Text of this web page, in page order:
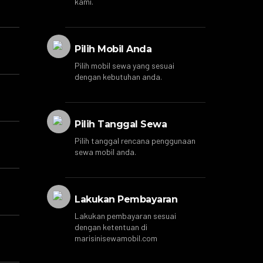
Pilih Mobil Anda
Pilih mobil sewa yang sesuai
dengan kebutuhan anda.
Pilih Tanggal Sewa
Pilih tanggal rencana penggunaan
sewa mobil anda.
Lakukan Pembayaran
Lakukan pembayaran sesuai
dengan ketentuan di
marisinisewamobil.com